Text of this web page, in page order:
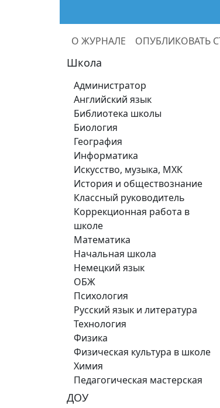
О ЖУРНАЛЕ ОПУБЛИКОВАТЬ
Школа
Администратор
Английский язык
Библиотека школы
Биология
География
Информатика
Искусство, музыка, МХК
История и обществознание
Классный руководитель
Коррекционная работа в
школе
Математика
Начальная школа
Немецкий язык
ОБЖ
Психология
Русский язык и литература
Технология
Физика
Физическая культура в школе
Химия
Педагогическая мастерская
ДОУ